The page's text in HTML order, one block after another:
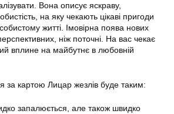
Вона описує яскраву,
на яку чекають цікаві пригоди
житті. Імовірна поява нових
ніж поточні. На вас чекає
вплине на майбутнє в любовній
за картою Лицар жезлів буде таким:
запалюється, але також швидко